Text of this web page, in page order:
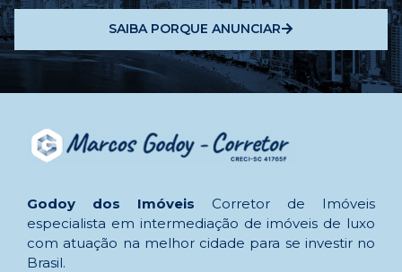
SAIBA PORQUE ANUNCIAR
Godoy dos Imóveis Corretor de Imóveis
especialista em intermediação de imóveis de luxo
com atuação na melhor cidade para se investir no
Brasil.